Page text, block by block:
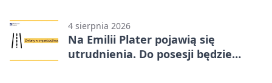
4 sierpnia 2026
Na Emilii Plater pojawią się
utrudnienia. Do posesji będzie